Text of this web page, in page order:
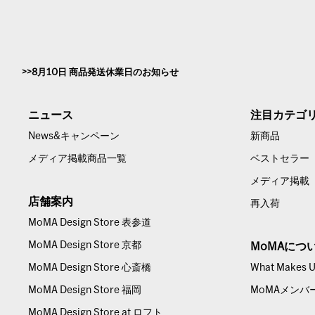
8月10日 商品発送休業日のお知らせ
ニュース
News&キャンペーン
メディア掲載商品一覧
店舗案内
MoMA Design Store 表参道
MoMA Design Store 京都
MoMA Design Store 心斎橋
MoMA Design Store 福岡
MoMA Design Store at ロフト
注目カテゴ
新商品
ベストセラー
メディア掲載
再入荷
MoMAにつ
What Makes
MoMAメンバ